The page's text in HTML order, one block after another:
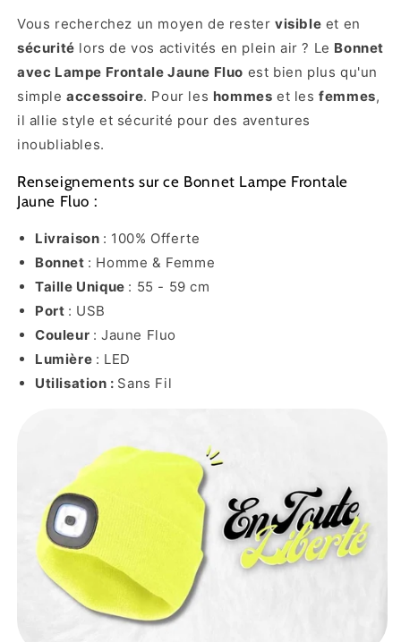
Vous recherchez un moyen de rester visible et en
sécurité lors de vos activités en plein air ? Le Bonnet
avec Lampe Frontale Jaune Fluo est bien plus qu'un
simpleaccessoire. Pour les hommes et lesfemmes,
il allie style et sécurité pour des aventures
inoubliables.
Renseignements sur ce Bonnet Lampe Frontale
Jaune Fluo :
Livraison : 100% Offerte
Bonnet : Homme & Femme
Taille Unique : 55 - 59 cm
Port : USB
Couleur : Jaune Fluo
Lumière : LED
Utilisation : Sans Fil